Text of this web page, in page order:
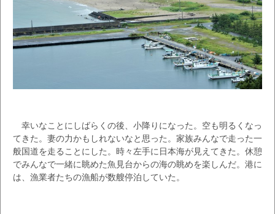
幸いなことにしばらくの後、小降りになった。空も明るくなっ
てきた。妻の力かもしれないなと思った。家族みんなで走った一
般国道を走ることにした。時々左手に日本海が見えてきた。休憩
でみんなで一緒に眺めた魚見台からの海の眺めを楽しんだ。港に
は、漁業者たちの漁船が数艘停泊していた。